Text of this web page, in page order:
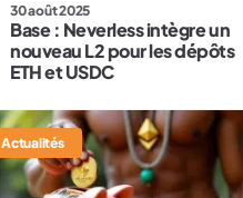
30 août 2025
Base : Neverless intègre un
nouveau L2 pour les dépôts
ETH et USDC
Actualités